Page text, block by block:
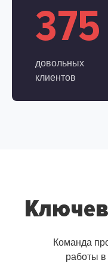
375
довольных
клиентов
Команда
работы в